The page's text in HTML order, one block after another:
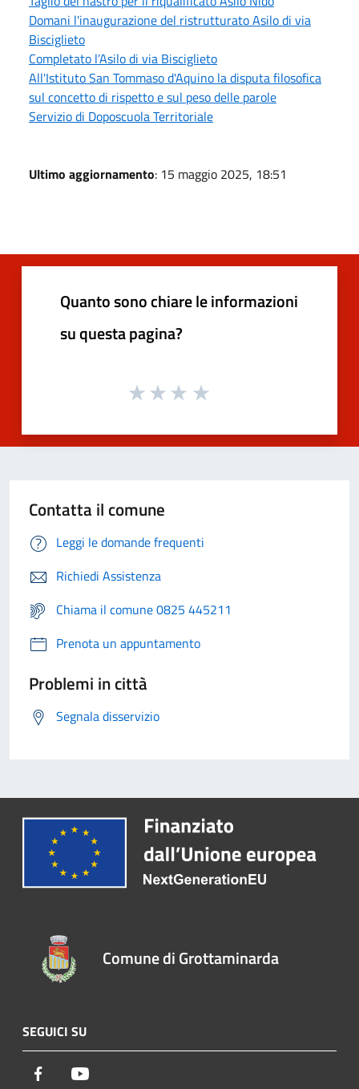
Domani l'inaugurazione del ristrutturato Asilo di via
Bisciglieto
Completato l’Asilo di via Bisciglieto
All'Istituto San Tommaso d'Aquino la disputa filosofica
sul concetto di rispetto e sul peso delle parole
Servizio di Doposcuola Territoriale
Ultimo aggiornamento: 15 maggio 2025, 18:51
Quanto sono chiare le informazioni
su questa pagina?
Contatta il comune
Leggi le domande frequenti
Richiedi Assistenza
Chiama il comune 0825 445211
Prenota un appuntamento
Problemi in città
Segnala disservizio
Comune di Grottaminarda
SEGUICI SU
Facebook